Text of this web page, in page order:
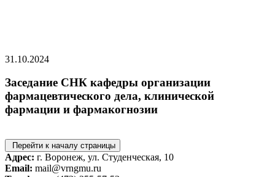
31.10.2024
Заседание СНК кафедры организации
фармацевтического дела, клинической
фармации и фармакогнозии
Перейти к началу страницы
Адрес: г. Воронеж, ул. Студенческая, 10
Email: mail@vrngmu.ru